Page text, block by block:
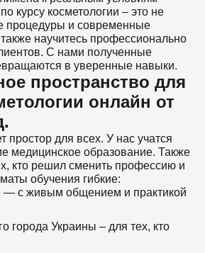
курсу косметологии – это не
процедуры и современные
научитесь профессионально
С нами полученные
в уверенные навыки.
пространство для
онлайн от
простор для всех. У нас учатся
медицинское образование. Также
кто решил сменить профессию и
обучения гибкие:
— с живым общением и практикой
города Украины – для тех, кто